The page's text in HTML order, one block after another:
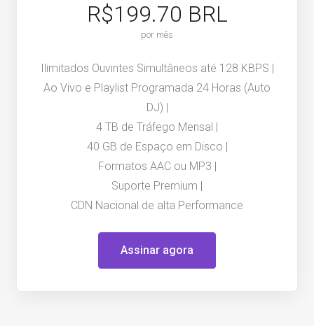
R$199.70 BRL
por mês
Ilimitados Ouvintes Simultâneos até 128 KBPS |
Ao Vivo e Playlist Programada 24 Horas (Auto
DJ) |
4 TB de Tráfego Mensal |
40 GB de Espaço em Disco |
Formatos AAC ou MP3 |
Suporte Premium |
CDN Nacional de alta Performance
Assinar agora